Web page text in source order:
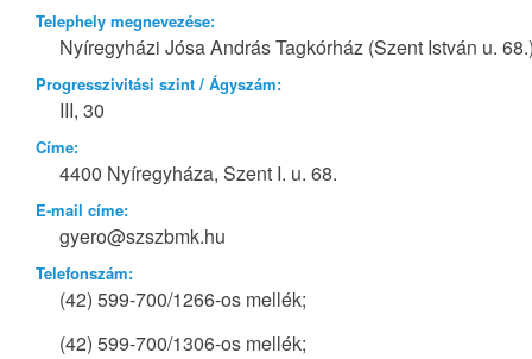
Telephely megnevezése:
Nyíregyházi Jósa András Tagkórház (Szent István u.
Progresszivitási szint / Ágyszám:
III, 30
Címe:
4400 Nyíregyháza, Szent I. u. 68.
E-mail címe:
gyero@szszbmk.hu
Telefonszám:
(42) 599-700/1266-os mellék;
(42) 599-700/1306-os mellék;